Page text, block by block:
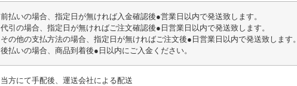
前払いの場合、指定日が無ければ入金確認後●営業日以内で発送致します。
代引の場合、指定日が無ければご注文確認後●日営業日以内で発送致します。
その他の支払方法の場合、指定日が無ければご注文後●日営業日以内で発送致します。
後払いの場合、商品到着後●日以内にご入金ください。
当方にて手配後、運送会社による配送